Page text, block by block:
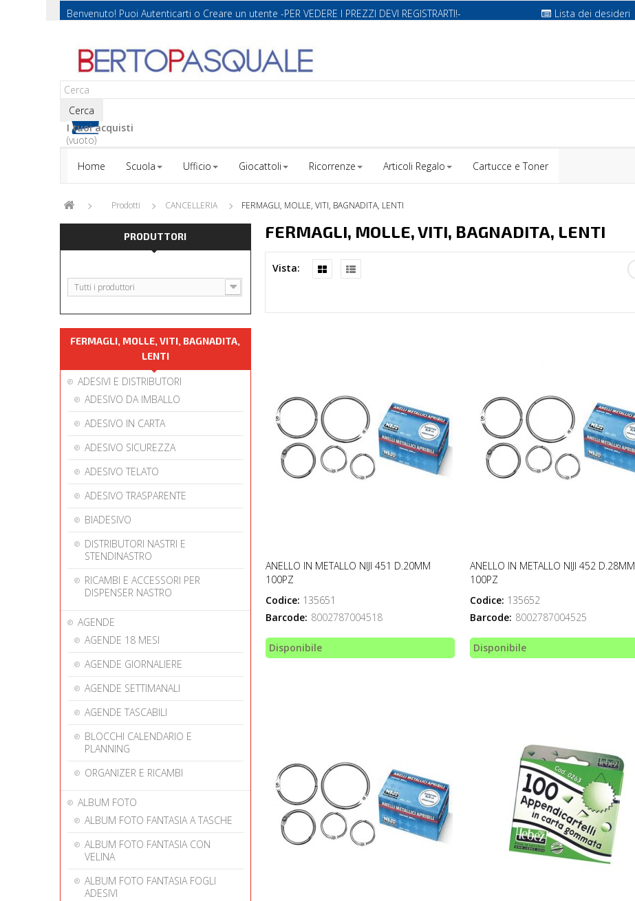
Benvenuto! Puoi Autenticarti o Creare un utente -PER VEDERE I PREZZI DEVI REGISTRARTI!- Lista dei desideri
Cerca
I tuoi acquisti
(vuoto)
Home
Scuola Ufficio Giocattoli Ricorrenze Articoli Regalo Cartucce e Toner
Prodotti CANCELLERIA FERMAGLI, MOLLE, VITI, BAGNADITA, LENTI
PRODUTTORI
Tutti i produttori
FERMAGLI, MOLLE, VITI, BAGNADITA,
LENTI
ADESIVI E DISTRIBUTORI
ADESIVO DA IMBALLO
ADESIVO IN CARTA
ADESIVO SICUREZZA
ADESIVO TELATO
ADESIVO TRASPARENTE
BIADESIVO
DISTRIBUTORI NASTRI E
STENDINASTRO
RICAMBI E ACCESSORI PER
DISPENSER NASTRO
AGENDE
AGENDE 18 MESI
AGENDE GIORNALIERE
AGENDE SETTIMANALI
AGENDE TASCABILI
BLOCCHI CALENDARIO E
PLANNING
ORGANIZER E RICAMBI
ALBUM FOTO
ALBUM FOTO FANTASIA A TASCHE
ALBUM FOTO FANTASIA CON
VELINA
ALBUM FOTO FANTASIA FOGLI
ADESIVI
FERMAGLI, MOLLE, VITI, BAGNADITA, LENTI
Vista:
ANELLO IN METALLO NIJI 451 D.20MM
100PZ
Codice: 135651
Barcode: 8002787004518
Disponibile
ANELLO IN METALLO NIJI 452 D.28MM
100PZ
Codice: 135652
Barcode: 8002787004525
Disponibile